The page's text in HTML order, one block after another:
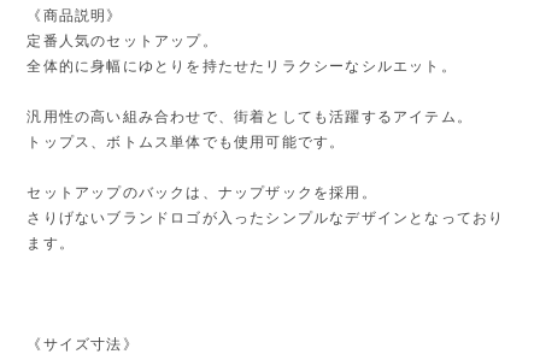
《商品説明》
定番人気のセットアップ。
全体的に身幅にゆとりを持たせたリラクシーなシルエット。
汎用性の高い組み合わせで、街着としても活躍するアイテム。
トップス、ボトムス単体でも使用可能です。
セットアップのバックは、ナップザックを採用。
さりげないブランドロゴが入ったシンプルなデザインとなっており
ます。
《サイズ寸法》